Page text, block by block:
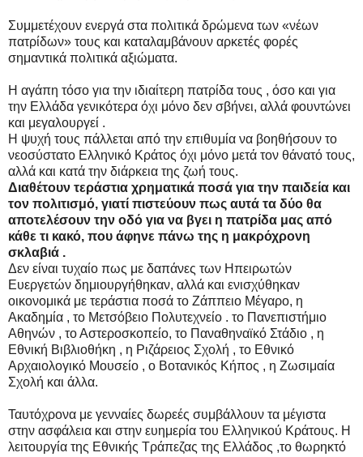
Συμμετέχουν ενεργά στα πολιτικά δρώμενα των «νέων
πατρίδων» τους και καταλαμβάνουν αρκετές φορές
σημαντικά πολιτικά αξιώματα.
Η αγάπη τόσο για την ιδιαίτερη πατρίδα τους , όσο και για
την Ελλάδα γενικότερα όχι μόνο δεν σβήνει, αλλά φουντώνει
και μεγαλουργεί .
Η ψυχή τους πάλλεται από την επιθυμία να βοηθήσουν το
νεοσύστατο Ελληνικό Κράτος όχι μόνο μετά τον θάνατό τους,
αλλά και κατά την διάρκεια της ζωή τους.
Διαθέτουν τεράστια χρηματικά ποσά για την παιδεία και
τον πολιτισμό, γιατί πιστεύουν πως αυτά τα δύο θα
αποτελέσουν την οδό για να βγει η πατρίδα μας από
κάθε τι κακό, που άφηνε πάνω της η μακρόχρονη
σκλαβιά .
Δεν είναι τυχαίο πως με δαπάνες των Ηπειρωτών
Ευεργετών δημιουργήθηκαν, αλλά και ενισχύθηκαν
οικονομικά με τεράστια ποσά το Ζάππειο Μέγαρο, η
Ακαδημία , το Μετσόβειο Πολυτεχνείο . το Πανεπιστήμιο
Αθηνών , το Αστεροσκοπείο, το Παναθηναϊκό Στάδιο , η
Εθνική Βιβλιοθήκη , η Ριζάρειος Σχολή , το Εθνικό
Αρχαιολογικό Μουσείο , ο Βοτανικός Κήπος , η Ζωσιμαία
Σχολή και άλλα.
Ταυτόχρονα με γενναίες δωρεές συμβάλλουν τα μέγιστα
στην ασφάλεια και στην ευημερία του Ελληνικού Κράτους. Η
λειτουργία της Εθνικής Τράπεζας της Ελλάδος ,το θωρηκτό